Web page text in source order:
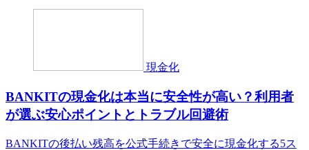
現金化
BANKITの現金化は本当に安全性が高い？利用者
が選ぶ安心ポイントとトラブル回避術
BANKITの後払い残高を公式手続きで安全に現金化する5ス